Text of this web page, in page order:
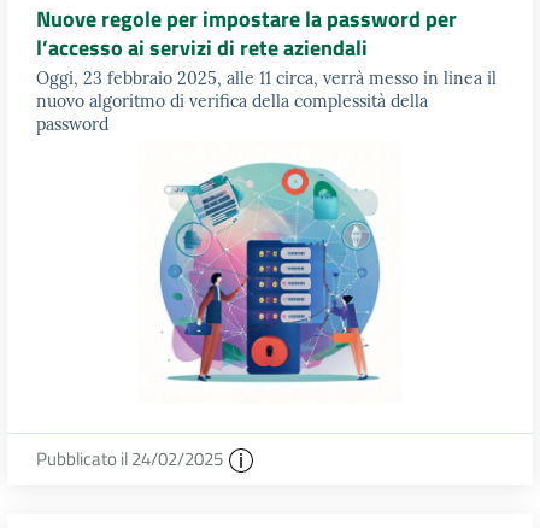
Nuove regole per impostare la password per
l’accesso ai servizi di rete aziendali
Oggi, 23 febbraio 2025, alle 11 circa, verrà messo in linea il
nuovo algoritmo di verifica della complessità della
password
Pubblicato il 24/02/2025